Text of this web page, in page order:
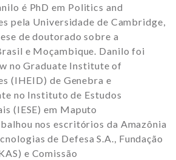
é PhD em Politics and
pela Universidade de Cambridge,
de doutorado sobre a
e Moçambique. Danilo foi
no Graduate Institute of
(IHEID) de Genebra e
no Instituto de Estudos
(IESE) em Maputo
nos escritórios da Amazônia
de Defesa S.A., Fundação
e Comissão